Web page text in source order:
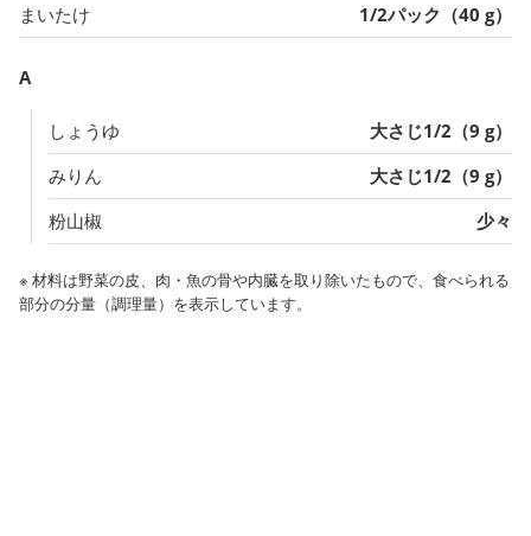
まいたけ
1/2パック（40 g）
A
しょうゆ
大さじ1/2（9 g）
みりん
大さじ1/2（9 g）
粉山椒
少々
※ 材料は野菜の皮、肉・魚の骨や内臓を取り除いたもので、食べられる
部分の分量（調理量）を表示しています。